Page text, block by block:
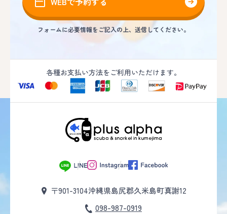
フォームに必要情報をご記入の上、送信してください。
各種お支払い方法をご利用いただけます。
〒901-3104沖縄県島尻郡久米島町真謝12
098-987-0919